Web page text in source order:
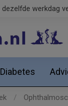
dezelfde werkdag
Diabetes
/